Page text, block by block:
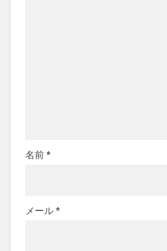
名前 *
メール *